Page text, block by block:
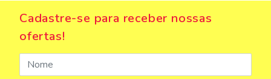
Cadastre-se para receber nossas
ofertas!